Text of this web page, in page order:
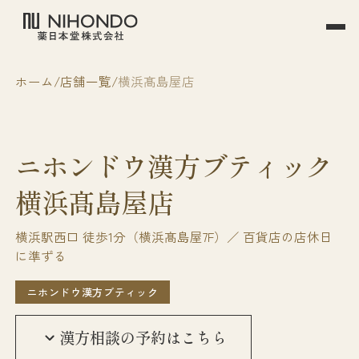
ホーム 店舗一覧 横浜髙島屋店
ニホンドウ漢方ブティック
横浜髙島屋店
横浜駅西口 徒歩1分（横浜髙島屋7F）／ 百貨店の店休日
に準ずる
ニホンドウ漢方ブティック
漢方相談の予約はこちら